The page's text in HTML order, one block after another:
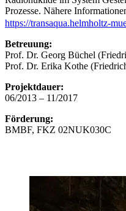
Prozesse. Nähere
https://transaqua.helmholtz-
Betreuung:
Prof. Dr. Georg Büchel
Prof. Dr. Erika Kothe
Projektdauer:
06/2013 – 11/
Förderung:
BMBF, FKZ 02NUK030C